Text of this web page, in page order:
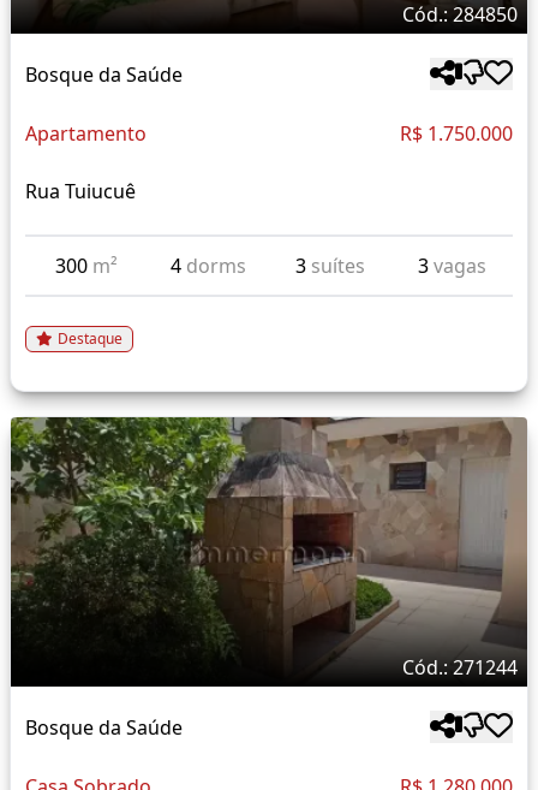
Cód.: 284850
Bosque da Saúde
Apartamento R$ 1.750.000
Rua Tuiucuê
300 m² 4 dorms 3 suítes 3vagas
Destaque
Cód.: 271244
Bosque da Saúde